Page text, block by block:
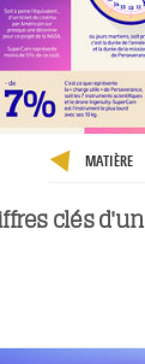
MATIÈRE
clés